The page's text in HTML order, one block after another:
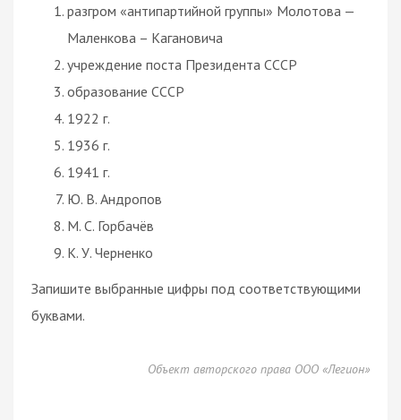
разгром «антипартийной группы» Молотова —
Маленкова – Кагановича
учреждение поста Президента СССР
образование СССР
1922 г.
1936 г.
1941 г.
Ю. В. Андропов
М. С. Горбачёв
К. У. Черненко
Запишите выбранные цифры под соответствующими
буквами.
Объект авторского права ООО «Легион»